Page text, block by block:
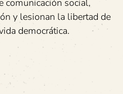
comunicación social,
y lesionan la libertad de
democrática.